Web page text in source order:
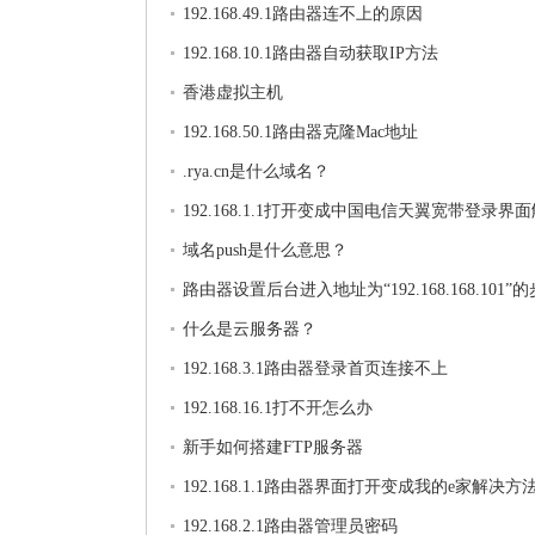
192.168.49.1路由器连不上的原因
192.168.10.1路由器自动获取IP方法
香港虚拟主机
192.168.50.1路由器克隆Mac地址
.rya.cn是什么域名？
192.168.1.1打开变成中国电信天翼宽带登录界
法
域名push是什么意思？
路由器设置后台进入地址为“192.168.168.101”的
什么是云服务器？
192.168.3.1路由器登录首页连接不上
192.168.16.1打不开怎么办
新手如何搭建FTP服务器
192.168.1.1路由器界面打开变成我的e家解决方
192.168.2.1路由器管理员密码